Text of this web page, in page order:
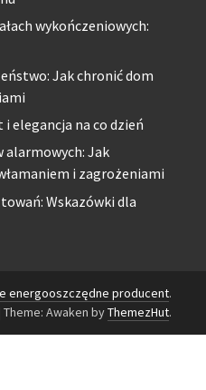
wykończeniowych:
Jak chronić dom
elegancja na co dzień
alarmowych: Jak
i zagrożeniami
Wskazówki dla
energooszczędne producent.
Theme: Awaken byThemezHut.